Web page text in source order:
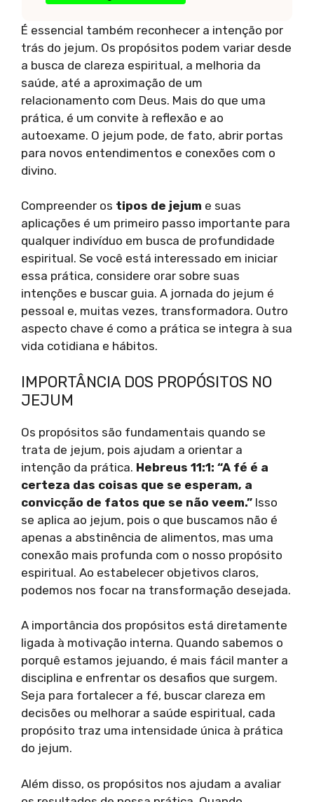
É essencial também reconhecer a intenção por
trás do jejum. Os propósitos podem variar desde
a busca de clareza espiritual, a melhoria da
saúde, até a aproximação de um
relacionamento com Deus. Mais do que uma
prática, é um convite à reflexão e ao
autoexame. O jejum pode, de fato, abrir portas
para novos entendimentos e conexões com o
divino.
Compreender os tipos de jejum e suas
aplicações é um primeiro passo importante para
qualquer indivíduo em busca de profundidade
espiritual. Se você está interessado em iniciar
essa prática, considere orar sobre suas
intenções e buscar guia. A jornada do jejum é
pessoal e, muitas vezes, transformadora. Outro
aspecto chave é como a prática se integra à sua
vida cotidiana e hábitos.
IMPORTÂNCIA DOS PROPÓSITOS NO
JEJUM
Os propósitos são fundamentais quando se
trata de jejum, pois ajudam a orientar a
intenção da prática. Hebreus 11:1: “A fé é a
certeza das coisas que se esperam, a
convicção de fatos que se não veem.” Isso
se aplica ao jejum, pois o que buscamos não é
apenas a abstinência de alimentos, mas uma
conexão mais profunda com o nosso propósito
espiritual. Ao estabelecer objetivos claros,
podemos nos focar na transformação desejada.
A importância dos propósitos está diretamente
ligada à motivação interna. Quando sabemos o
porquê estamos jejuando, é mais fácil manter a
disciplina e enfrentar os desafios que surgem.
Seja para fortalecer a fé, buscar clareza em
decisões ou melhorar a saúde espiritual, cada
propósito traz uma intensidade única à prática
do jejum.
Além disso, os propósitos nos ajudam a avaliar